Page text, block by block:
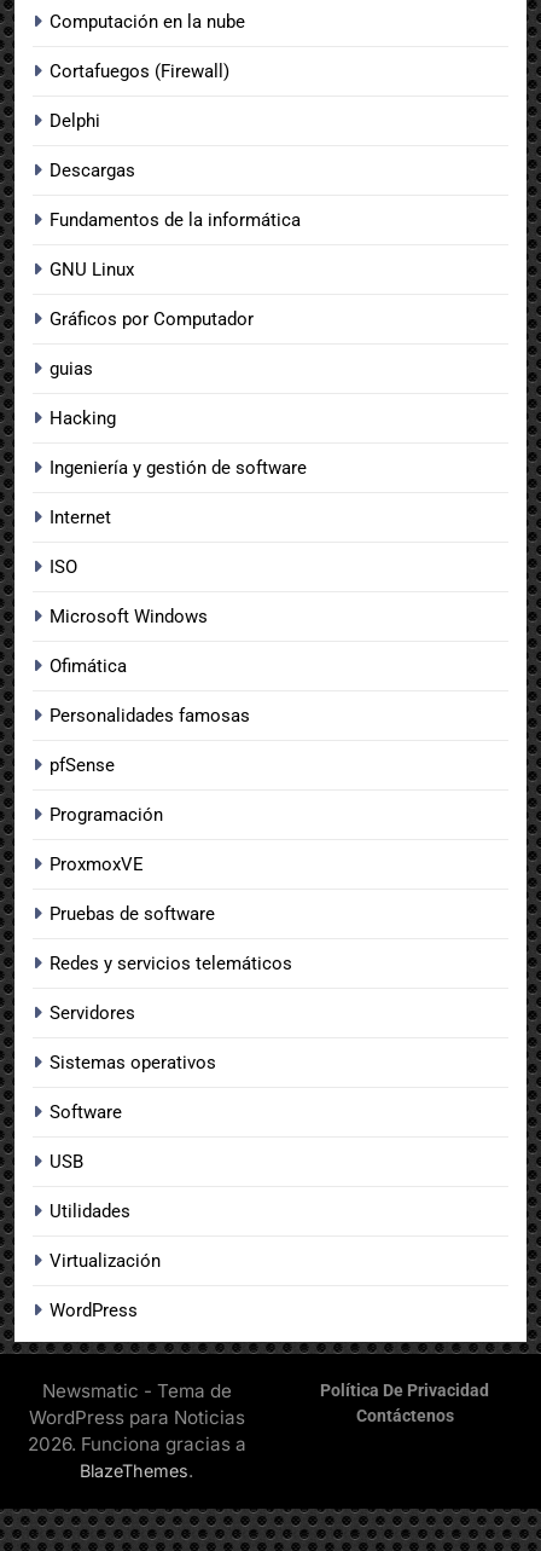
Computación en la nube
Cortafuegos (Firewall)
Delphi
Descargas
Fundamentos de la informática
GNU Linux
Gráficos por Computador
guias
Hacking
Ingeniería y gestión de software
Internet
ISO
Microsoft Windows
Ofimática
Personalidades famosas
pfSense
Programación
ProxmoxVE
Pruebas de software
Redes y servicios telemáticos
Servidores
Sistemas operativos
Software
USB
Utilidades
Virtualización
WordPress
Newsmatic - Tema de
WordPress para Noticias
2026. Funciona gracias a
BlazeThemes.
Política De Privacidad
Contáctenos